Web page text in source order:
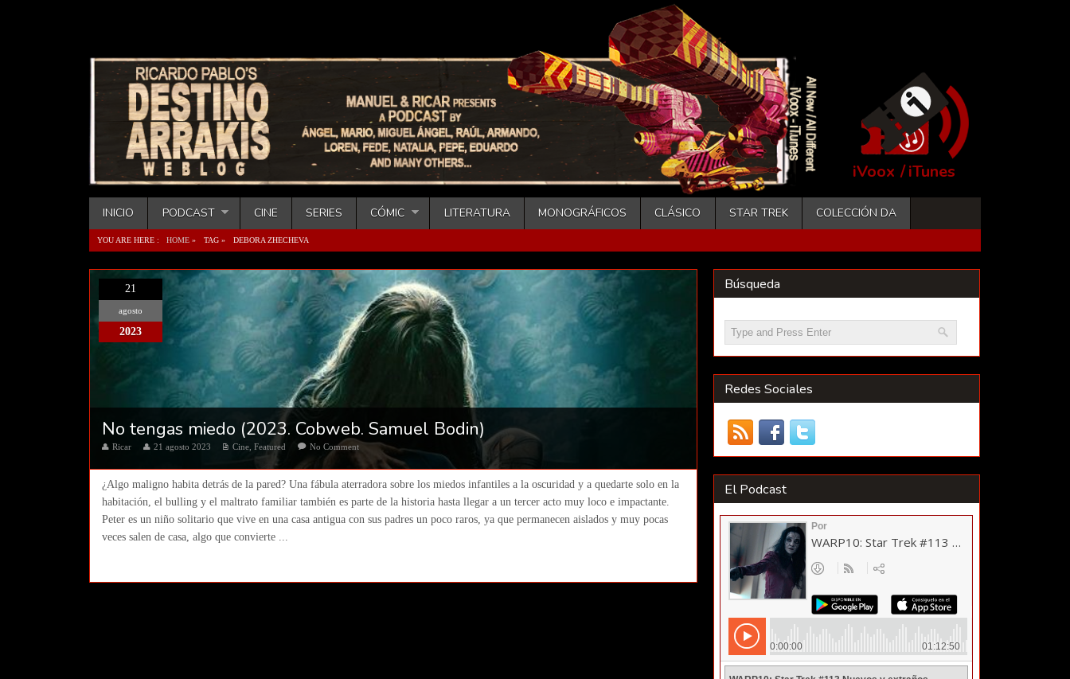
iVoox /iTunes
INICIO PODCAST CINE SERIES CÓMIC LITERATURA MONOGRÁFICOS CLÁSICO STAR TREK COLECCIÓN DA
YOU ARE HERE : HOME » TAG » DEBORA ZHECHEVA
21
agosto
2023
No tengas miedo (2023. Cobweb. Samuel Bodin)
Ricar 21 agosto 2023 Cine,Featured No Comment
¿Algo maligno habita detrás de la pared? Una fábula aterradora sobre los miedos infantiles a la oscuridad y a quedarte solo en la
habitación, el bulling y el maltrato familiar también es parte de la historia hasta llegar a un tercer acto muy loco e impactante.
Peter es un niño solitario que vive en una casa antigua con sus padres un poco raros, ya que permanecen aislados y muy pocas
veces salen de casa, algo que convierte ...
Búsqueda
Redes Sociales
El Podcast